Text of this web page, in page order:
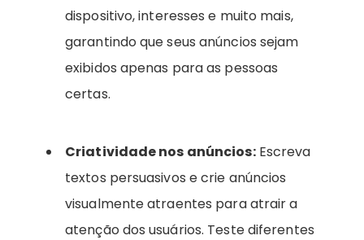
dispositivo, interesses e muito mais,
garantindo que seus anúncios sejam
exibidos apenas para as pessoas
certas.
Criatividade nos anúncios:Escreva
textos persuasivos e crie anúncios
visualmente atraentes para atrair a
atenção dos usuários. Teste diferentes